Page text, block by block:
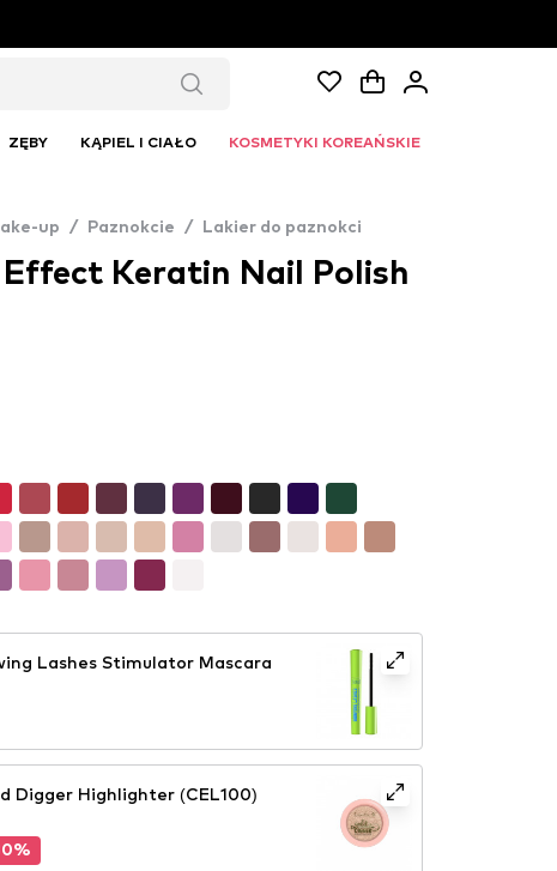
ZĘBY KĄPIEL I CIAŁO KOSMETYKI KOREAŃSKIE
up / Paznokcie / Lakier do paznokci
Effect Keratin Nail Polish
Lashes Stimulator Mascara
Digger Highlighter (CEL100)